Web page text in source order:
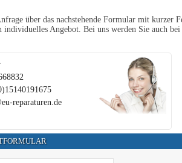
über das nachstehende Formular mit kurzer
individuelles Angebot. Bei uns werden Sie auch
reparaturen.de